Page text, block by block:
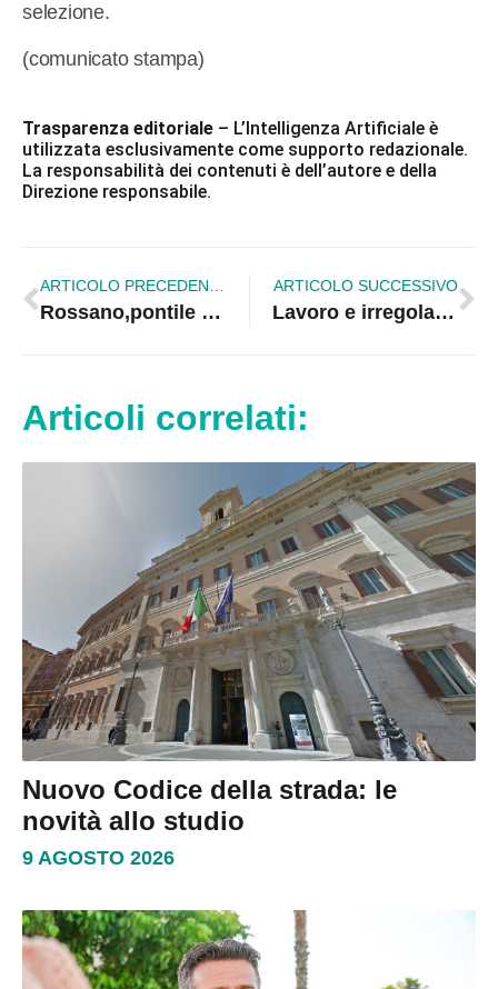
selezione.
(comunicato stampa)
Trasparenza editoriale – L’Intelligenza Artificiale è
utilizzata esclusivamente come supporto redazionale.
La responsabilità dei contenuti è dell’autore e della
Direzione responsabile.
Rossano,pontile in località Torrepinta gravemente danneggiato
ARTICOLO SUCCESSIVO
Lavoro e irregolarità, il report dell’Ispettorato territoriale di Cosenza | VIDEO
Articoli correlati:
Nuovo Codice della strada: le
novità allo studio
9 AGOSTO 2026